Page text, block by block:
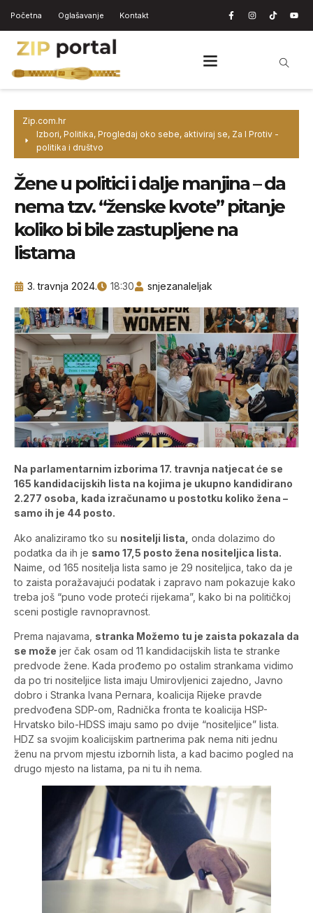
Početna Oglašavanje Kontakt
Zip.com.hr
Izbori, Politika, Progledaj oko sebe, aktiviraj se, Za I Protiv -
politika i društvo
Žene u politici i dalje manjina – da
nema tzv. “ženske kvote” pitanje
koliko bi bile zastupljene na
listama
3. travnja 2024. 18:30 snjezanaleljak
Na parlamentarnim izborima 17. travnja natjecat će se
165 kandidacijskih lista na kojima je ukupno kandidirano
2.277 osoba, kada izračunamo u postotku koliko žena –
samo ih je 44 posto.
Ako analiziramo tko su nositelji lista, onda dolazimo do
podatka da ih je samo 17,5 posto žena nositeljica lista.
Naime, od 165 nositelja lista samo je 29 nositeljica, tako da je
to zaista poražavajući podatak i zapravo nam pokazuje kako
treba još “puno vode proteći rijekama”, kako bi na političkoj
sceni postigle ravnopravnost.
Prema najavama, stranka Možemo tu je zaista pokazala da
se može jer čak osam od 11 kandidacijskih lista te stranke
predvode žene. Kada prođemo po ostalim strankama vidimo
da po tri nositeljice lista imaju Umirovljenici zajedno, Javno
dobro i Stranka Ivana Pernara, koalicija Rijeke pravde
predvođena SDP-om, Radnička fronta te koalicija HSP-
Hrvatsko bilo-HDSS imaju samo po dvije “nositeljice” lista.
HDZ sa svojim koalicijskim partnerima pak nema niti jednu
ženu na prvom mjestu izbornih lista, a kad bacimo pogled na
drugo mjesto na listama, pa ni tu ih nema.